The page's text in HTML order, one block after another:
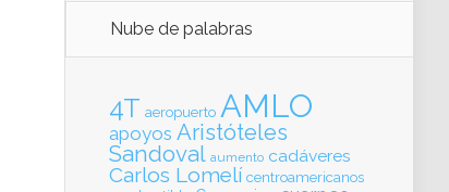
Nube de palabras
4T aeropuerto AMLO
apoyos Aristóteles
Sandoval aumento cadáveres
Carlos Lomelí centroamericanos